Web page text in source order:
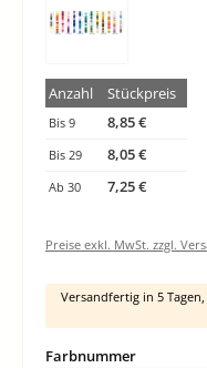
Anzahl Stückpreis
Bis9 8,85 €
Bis 29 8,05 €
Ab30 7,25 €
Preise exkl. MwSt. zzgl.
Versandfertig in 5
Farbnummerauswählen